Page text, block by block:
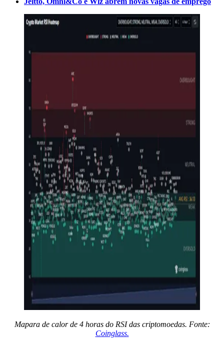
Mapara de calor de 4 horas do RSI das criptomoedas. Fonte:
Coinglass.